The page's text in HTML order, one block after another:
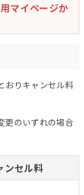
マイページか
おりキャンセル料
更のいずれの場合
ンセル料